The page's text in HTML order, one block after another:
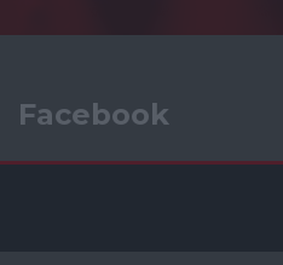
Facebook